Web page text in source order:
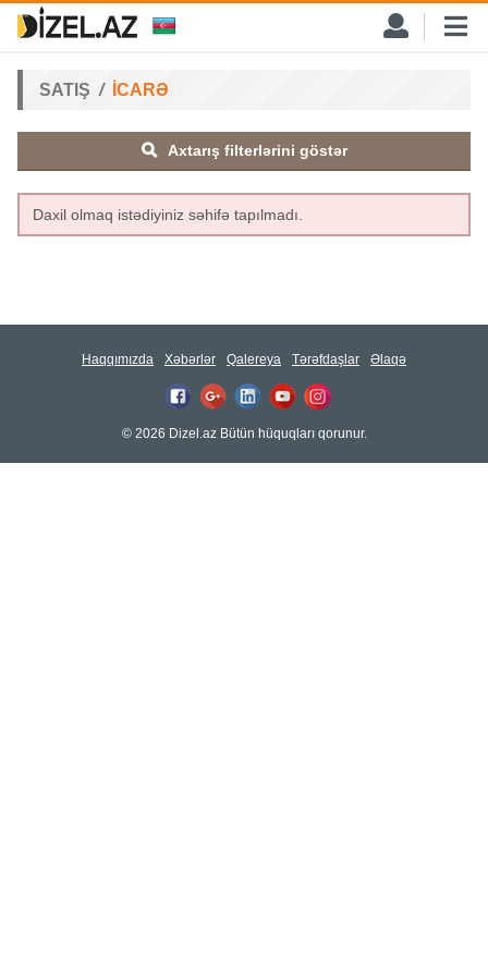
SATIŞ İCARƏ
Axtarış filterlərini göstər
Daxil olmaq istədiyiniz səhifə tapılmadı.
Haqqımızda Xəbərlər Qalereya Tərəfdaşlar Əlaqə
© 2026 Dizel.az Bütün hüquqları qorunur.